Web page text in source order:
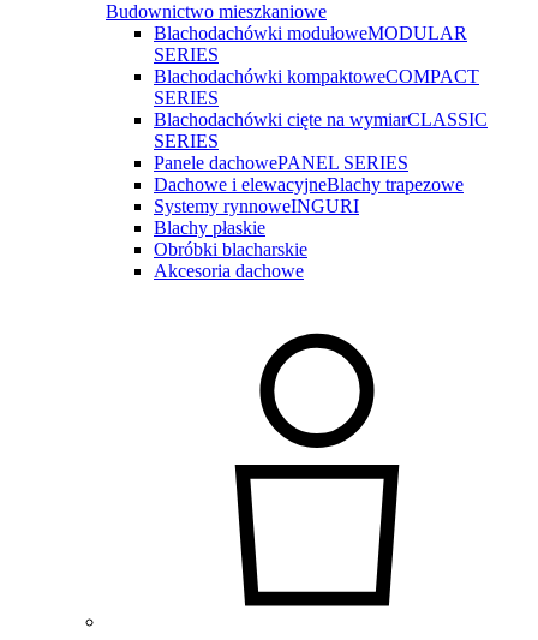
Budownictwo mieszkaniowe
Blachodachówki modułoweMODULAR
SERIES
Blachodachówki kompaktoweCOMPACT
SERIES
Blachodachówki cięte na wymiarCLASSIC
SERIES
Panele dachowePANEL SERIES
Dachowe i elewacyjneBlachy trapezowe
Systemy rynnoweINGURI
Blachy płaskie
Obróbki blacharskie
Akcesoria dachowe